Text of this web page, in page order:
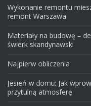
Wykonanie remontu
remont Warszawa
Materiały na budowę –
świerk skandynawski
Najpierw obliczenia
Jesień w domu: Jak
przytulną atmosferę